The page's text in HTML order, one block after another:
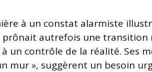
à un constat alarmiste
prônait autrefois une transition
un contrôle de la réalité. Ses
mur », suggèrent un besoin